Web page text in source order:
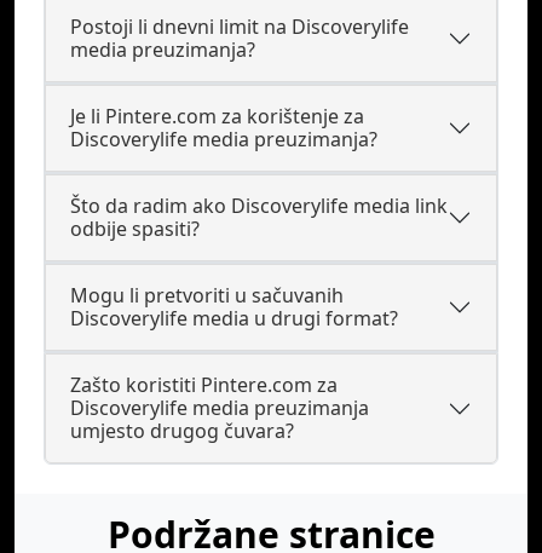
Postoji li dnevni limit na Discoverylife
media preuzimanja?
Je li Pintere.com za korištenje za
Discoverylife media preuzimanja?
Što da radim ako Discoverylife media link
odbije spasiti?
Mogu li pretvoriti u sačuvanih
Discoverylife media u drugi format?
Zašto koristiti Pintere.com za
Discoverylife media preuzimanja
umjesto drugog čuvara?
Podržane stranice